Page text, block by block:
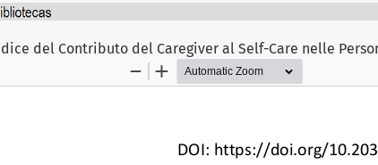
del Contributo del Caregiver al Self-Care nelle